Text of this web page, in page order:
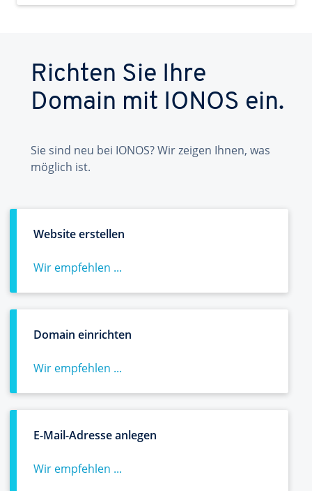
Richten Sie Ihre
Domain mit IONOS ein.
Sie sind neu bei IONOS? Wir zeigen Ihnen, was
möglich ist.
Website erstellen
Wir empfehlen ...
Domain einrichten
Wir empfehlen ...
E-Mail-Adresse anlegen
Wir empfehlen ...